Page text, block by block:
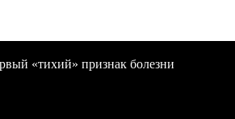
«тихий» признак болезни